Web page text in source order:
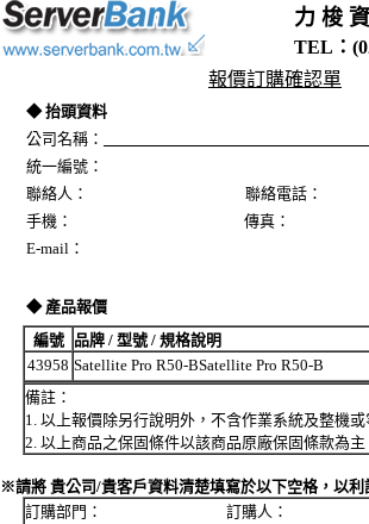
力 梭
TEL：
報價訂購確認單
◆ 抬頭資料
公司名稱：
統一編號：
聯絡人： 聯絡電話：
手機： 傳真：
E-mail：
◆ 產品報價
編號
品牌 / 型號 / 規格說明
43958 Satellite Pro R50-BSatellite Pro R50-B
備註：
1. 以上報價除另行說明外，不含作業系統及整機或
2. 以上商品之保固條件以該商品原廠保固條款為主
※請將 貴公司/貴客戶資料清楚填寫於以下空格，以利
訂購部門： 訂購人